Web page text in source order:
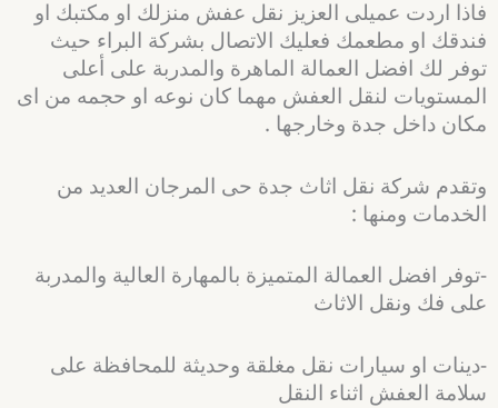
فاذا اردت عميلى العزيز نقل عفش منزلك او مكتبك او
فندقك او مطعمك فعليك الاتصال بشركة البراء حيث
توفر لك افضل العمالة الماهرة والمدربة على أعلى
المستويات لنقل العفش مهما كان نوعه او حجمه من اى
مكان داخل جدة وخارجها .
وتقدم شركة نقل اثاث جدة حى المرجان العديد من
الخدمات ومنها :
-توفر افضل العمالة المتميزة بالمهارة العالية والمدربة
على فك ونقل الاثاث
-دينات او سيارات نقل مغلقة وحديثة للمحافظة على
سلامة العفش اثناء النقل